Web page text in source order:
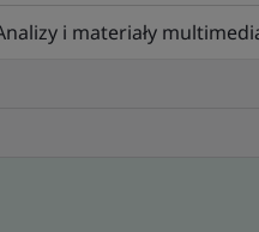
i materiały